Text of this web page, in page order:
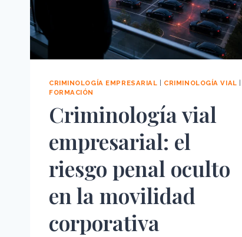
CRIMINOLOGÍA EMPRESARIAL CRIMINOLOGÍA VIAL
FORMACIÓN
Criminología vial
empresarial: el
riesgo penal oculto
en la movilidad
corporativa